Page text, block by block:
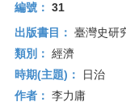
編號： 31
出版書目： 臺灣史研
類別： 經濟
時期(主題)：
日治
作者： 李力庸